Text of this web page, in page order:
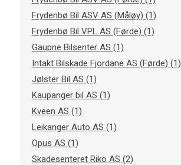
Frydenbø Bil ASV AS (Måløy) (1)
Frydenbø Bil VPL AS (Førde) (1)
Gaupne Bilsenter AS (1)
Intakt Bilskade Fjordane AS (Førde) (1)
Jølster Bil AS (1)
Kaupanger bil AS (1)
Kveen AS (1)
Leikanger Auto AS (1)
Opus AS (1)
Skadesenteret Riko AS (2)